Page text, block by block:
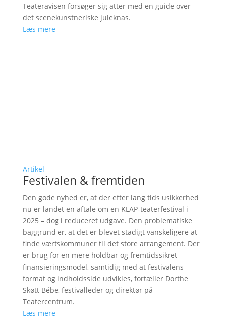
Teateravisen forsøger sig atter med en guide over
det scenekunstneriske juleknas.
Læs mere
Artikel
Festivalen & fremtiden
Den gode nyhed er, at der efter lang tids usikkerhed
nu er landet en aftale om en KLAP-teaterfestival i
2025 – dog i reduceret udgave. Den problematiske
baggrund er, at det er blevet stadigt vanskeligere at
finde værtskommuner til det store arrangement. Der
er brug for en mere holdbar og fremtidssikret
finansieringsmodel, samtidig med at festivalens
format og indholdsside udvikles, fortæller Dorthe
Skøtt Bébe, festivalleder og direktør på
Teatercentrum.
Læs mere